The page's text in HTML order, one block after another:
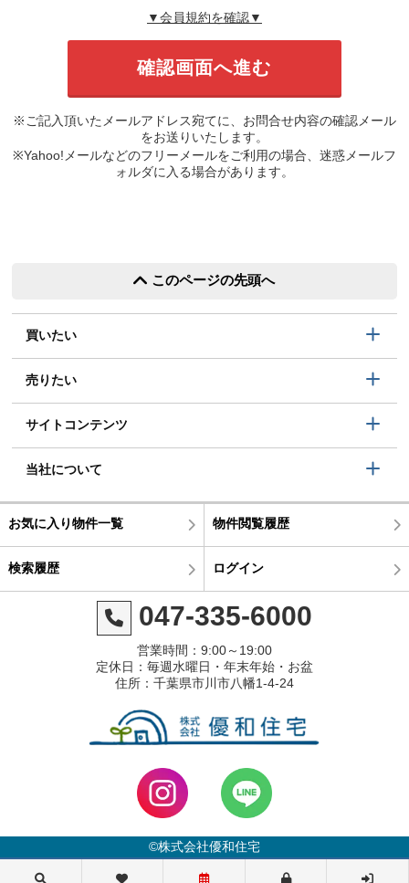
▼会員規約を確認▼
※ご記入頂いたメールアドレス宛てに、お問合せ内容の確認メール
をお送りいたします。
※Yahoo!メールなどのフリーメールをご利用の場合、迷惑メールフ
ォルダに入る場合があります。
このページの先頭へ
買いたい
売りたい
サイトコンテンツ
当社について
お気に入り物件一覧 物件閲覧履歴
検索履歴 ログイン
047-335-6000
営業時間：9:00～19:00
定休日：毎週水曜日・年末年始・お盆
住所：千葉県市川市八幡1-4-24
©株式会社優和住宅